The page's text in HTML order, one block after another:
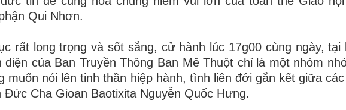
Qui Nhơn.
rất long trọng và sốt sắng, cử hành lúc 17g00 cùng ngày, tại
của Ban Truyền Thông Ban Mê Thuột chỉ là một nhóm
muốn nói lên tinh thần hiệp hành, tình liên đới gắn kết giữa
Cha Gioan Baotixita Nguyễn Quốc Hưng.